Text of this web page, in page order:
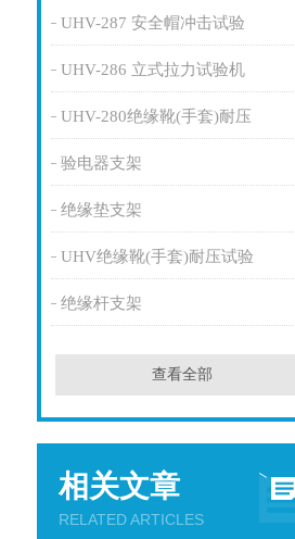
UHV-287 安全帽冲击试验
UHV-286 立式拉力试验机
UHV-280绝缘靴(手套)耐压
验电器支架
绝缘垫支架
UHV绝缘靴(手套)耐压试验
绝缘杆支架
查看全部
相关文章
RELATED ARTICLES